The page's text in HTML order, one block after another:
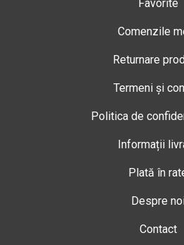
Favorite
Comenzile
Returnare
Termeni și
Politica de
Informații
Plată în
Despre
Contact